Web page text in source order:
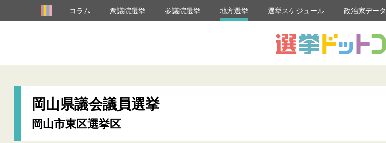
コラム 衆議院選挙 参議院選挙 地方選挙 選挙スケジュール 政治家データ
岡山県議会議員選挙
岡山市東区選挙区